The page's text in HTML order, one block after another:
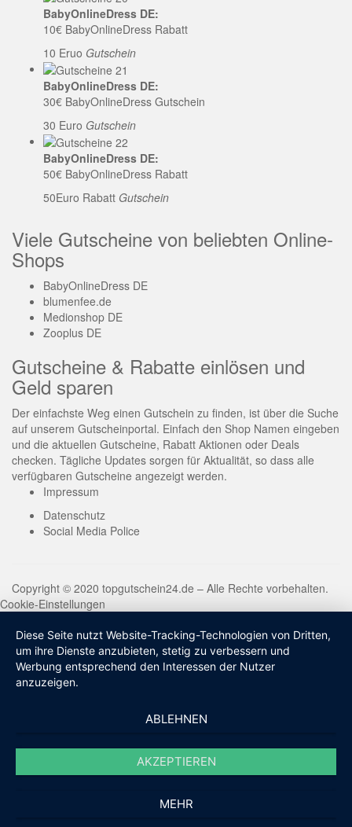
BabyOnlineDress DE:
10€ BabyOnlineDress Rabatt
10 Eruo Gutschein
BabyOnlineDress DE:
30€ BabyOnlineDress Gutschein
30 Euro Gutschein
BabyOnlineDress DE:
50€ BabyOnlineDress Rabatt
50Euro Rabatt Gutschein
Viele Gutscheine von beliebten Online-
Shops
BabyOnlineDress DE
blumenfee.de
Medionshop DE
Zooplus DE
Gutscheine & Rabatte einlösen und
Geld sparen
Der einfachste Weg einen Gutschein zu finden, ist über die Suche
auf unserem Gutscheinportal. Einfach den Shop Namen eingeben
und die aktuellen Gutscheine, Rabatt Aktionen oder Deals
checken. Tägliche Updates sorgen für Aktualität, so dass alle
verfügbaren Gutscheine angezeigt werden.
Impressum
Datenschutz
Social Media Police
Copyright © 2020 topgutschein24.de – Alle Rechte vorbehalten.
Cookie-Einstellungen
Diese Seite nutzt Website-Tracking-Technologien von Dritten,
um ihre Dienste anzubieten, stetig zu verbessern und
Werbung entsprechend den Interessen der Nutzer
anzuzeigen.
ABLEHNEN
AKZEPTIEREN
MEHR